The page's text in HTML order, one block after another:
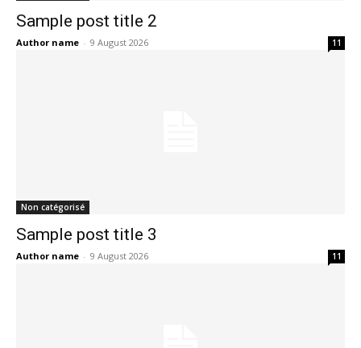
Sample post title 2
Author name - 9 August 2026 11
Non catégorisé
Sample post title 3
Author name - 9 August 2026 11